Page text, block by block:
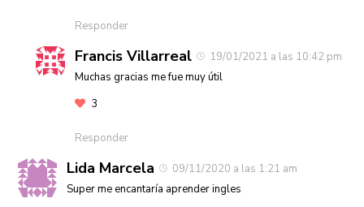
Responder
Francis Villarreal
19/01/2021 a las 10:42 pm
Muchas gracias me fue muy útil
3
Responder
Lida Marcela
09/11/2020 a las 1:21 am
Super me encantaría aprender ingles